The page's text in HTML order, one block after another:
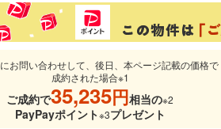
お問い合わせして、後日、本ページ記載の価格で
成約された場合※1
ご成約で35,235円相当の※2
PayPayポイント※3プレゼント